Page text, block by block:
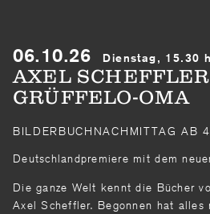
06.10.26 Dienstag, 15.30 h
AXEL
GRÜFFELO-OMA
BILDERBUCHNACHMITTAG AB
Deutschlandpremiere mit dem
Die ganze Welt kennt die Bücher
Axel Scheffler. Begonnen hat alles